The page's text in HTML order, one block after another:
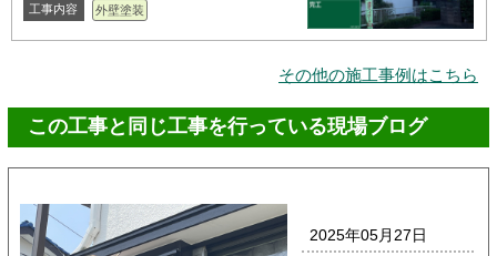
工事内容 外壁塗装
その他の施工事例はこちら
この工事と同じ工事を行っている現場ブログ
2025年05月27日